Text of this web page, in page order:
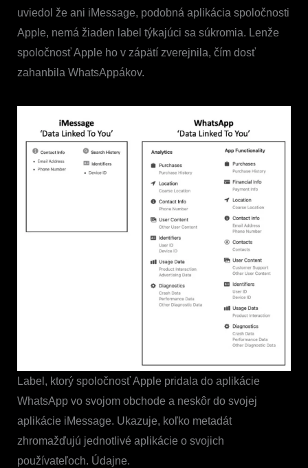
uviedol že ani iMessage, podobná aplikácia spoločnosti
Apple, nemá žiaden label týkajúci sa súkromia. Lenže
spoločnosť Apple ho v zápätí zverejnila, čím dosť
zahanbila WhatsAppákov.
Label, ktorý spoločnosť Apple pridala do aplikácie
WhatsApp vo svojom obchode a neskôr do svojej
aplikácie iMessage. Ukazuje, koľko metadát
zhromažďujú jednotlivé aplikácie o svojich
používateľoch. Údajne.